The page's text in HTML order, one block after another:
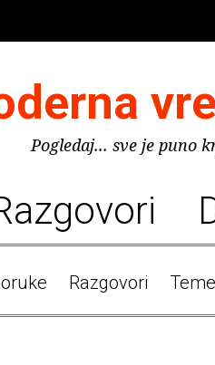
Pogledaj... sve je puno
Razgovori Teme